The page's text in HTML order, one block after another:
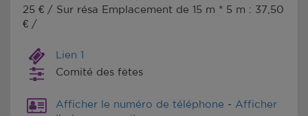
25 € / Sur résa Emplacement de 15 m * 5 m : 37,50
€ /
Lien 1
Comité des fêtes
Afficher le numéro de téléphone - Afficher